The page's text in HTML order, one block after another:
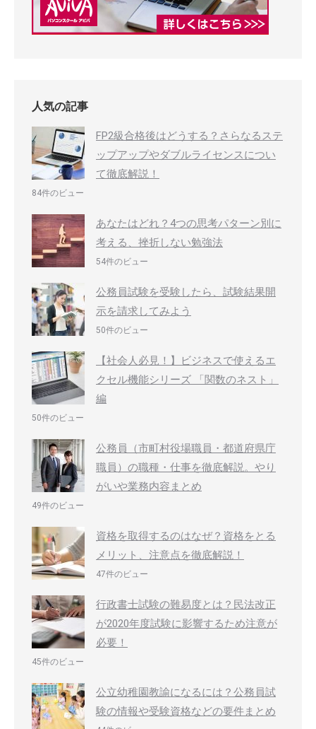
人気の記事
FP2級合格後はどうする？さらなるステ
ップアップやダブルライセンスについ
て徹底解説！
84件のビュー
あなたはどれ？4つの思考パターン別に
考える、挫折しない勉強法
54件のビュー
公務員試験を受験したら、試験結果開
示を請求してみよう
50件のビュー
【社会人必見！】ビジネスで使えるエ
クセル機能シリーズ 「関数のネスト」
編
50件のビュー
公務員（市町村役場職員・都道府県庁
職員）の職種・仕事を徹底解説。やり
がいや業務内容まとめ
49件のビュー
資格を取得するのはなぜ？資格をとる
メリット、注意点を徹底解説！
47件のビュー
行政書士試験の難易度とは？民法改正
が2020年度試験に影響するため注意が
必要！
45件のビュー
公立幼稚園教諭になるには？公務員試
験の情報や受験資格などの要件まとめ